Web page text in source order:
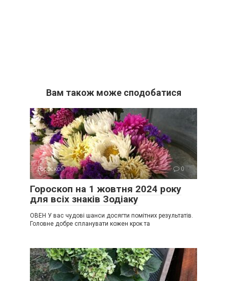
Вам також може сподобатися
Гороскоп 0
Гороскоп на 1 жовтня 2024 року
для всіх знаків Зодіаку
ОВЕН У вас чудові шанси досягти помітних результатів.
Головне добре спланувати кожен крок та